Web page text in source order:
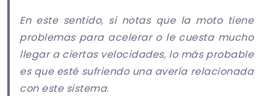
En este sentido, si notas que la moto tiene
problemas para acelerar o le cuesta mucho
llegar a ciertas velocidades, lo más probable
es que esté sufriendo una avería relacionada
con este sistema.